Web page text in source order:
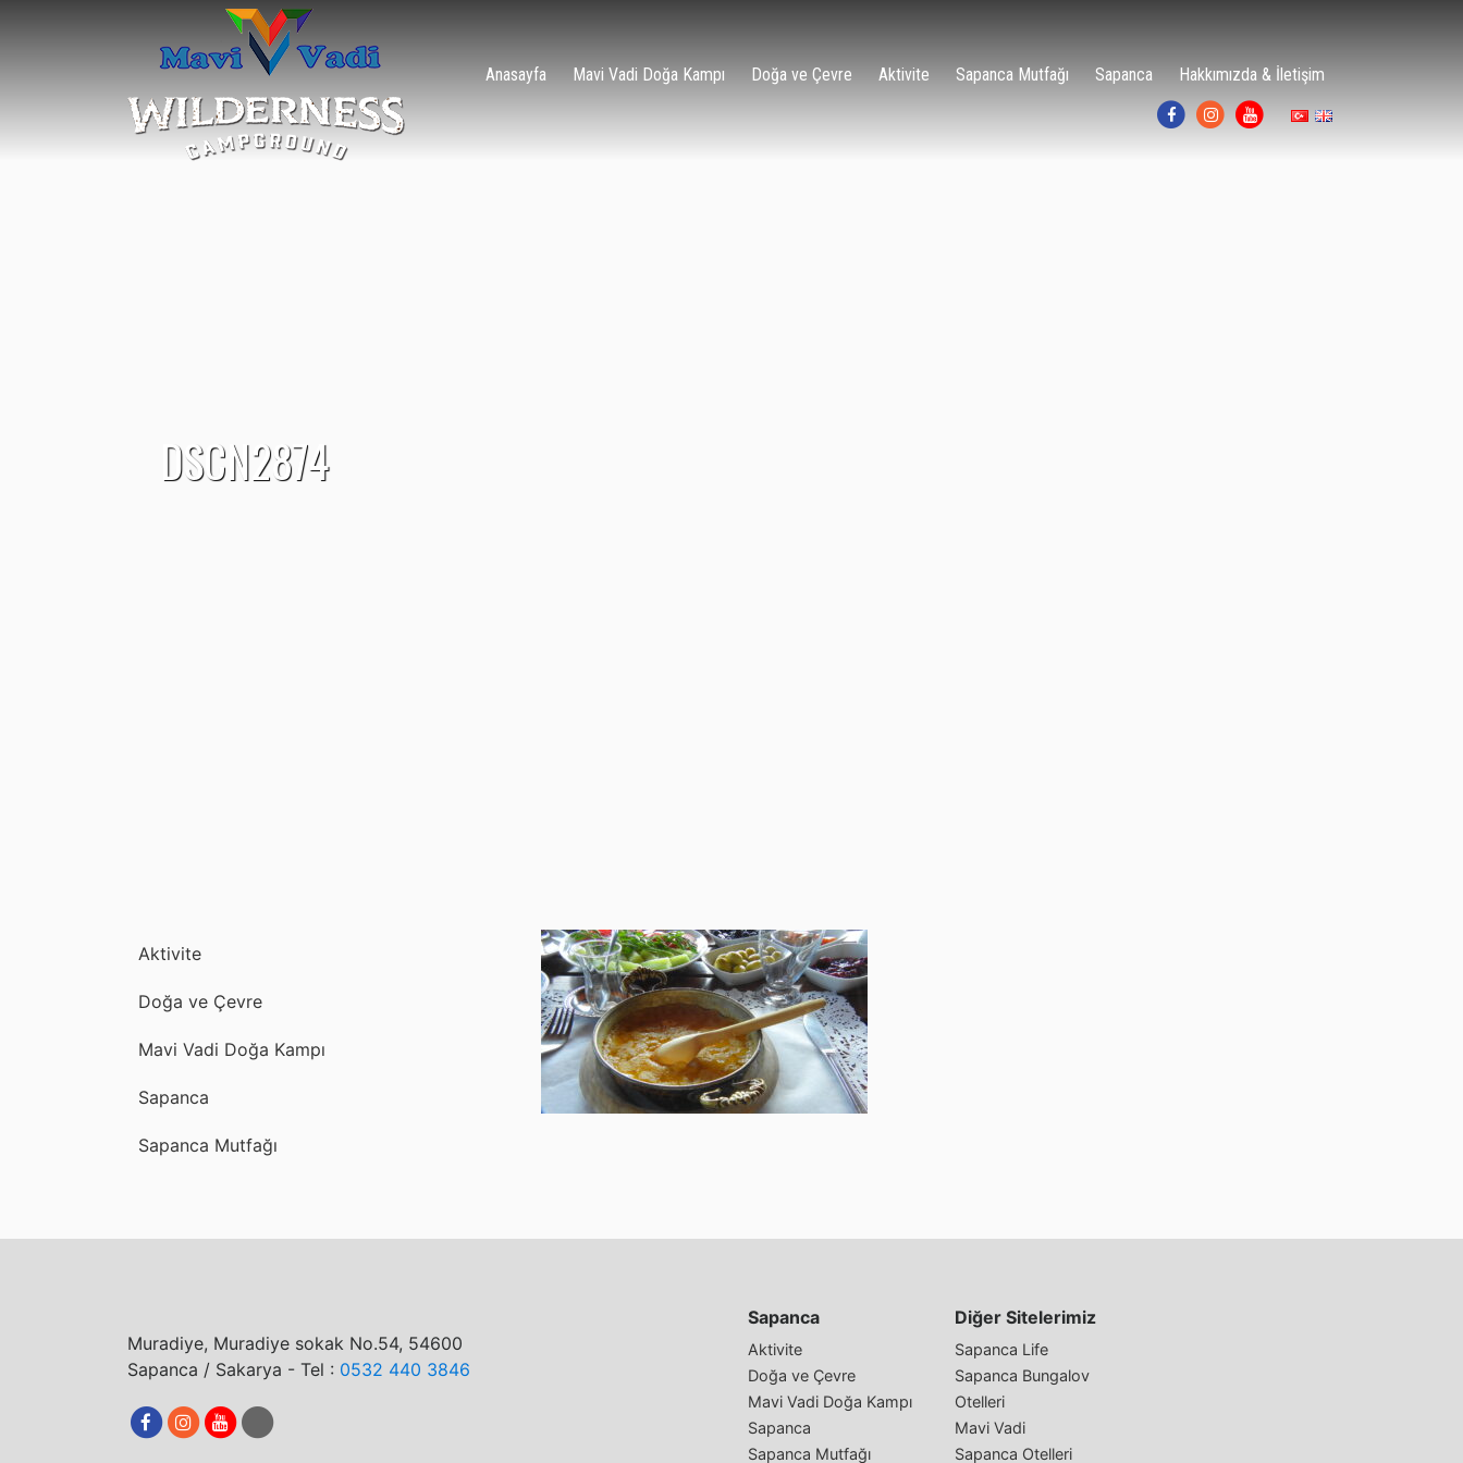
Anasayfa Mavi Vadi Doğa Kampı Doğa ve Çevre Aktivite Sapanca Mutfağı Sapanca Hakkımızda & İletişim
DSCN2874
Aktivite
Doğa ve Çevre
Mavi Vadi Doğa Kampı
Sapanca
Sapanca Mutfağı
Muradiye, Muradiye sokak No.54, 54600
Sapanca / Sakarya - Tel : 0532 440 3846
Sapanca
Aktivite
Doğa ve Çevre
Mavi Vadi Doğa Kampı
Sapanca
Sapanca Mutfağı
Diğer Sitelerimiz
Sapanca Life
Sapanca Bungalov
Otelleri
Mavi Vadi
Sapanca Otelleri